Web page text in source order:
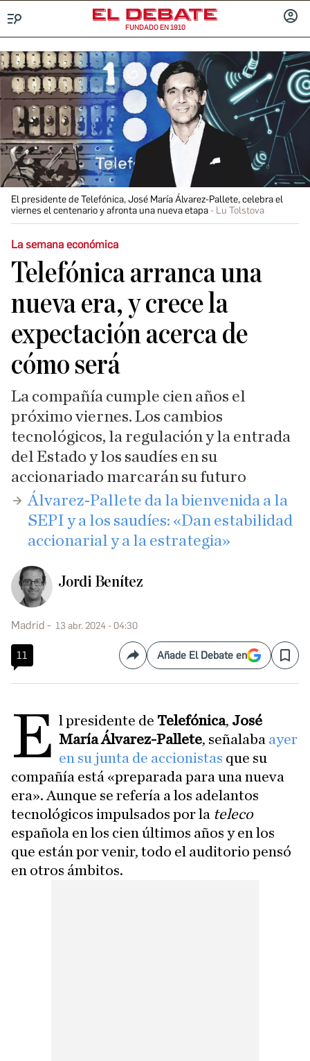
FUNDADO EN 1910
El presidente de Telefónica, José María Álvarez-Pallete, celebra el
viernes el centenario y afronta una nueva etapa
Lu Tolstova
La semana económica
Telefónica arranca una
nueva era, y crece la
expectación acerca de
cómo será
La compañía cumple cien años el
próximo viernes. Los cambios
tecnológicos, la regulación y la entrada
del Estado y los saudíes en su
accionariado marcarán su futuro
Álvarez-Pallete da la bienvenida a la
SEPI y a los saudíes: «Dan estabilidad
accionarial y a la estrategia»
Jordi Benítez
Madrid 13 abr. 2024 - 04:30
11 CompartirAñade El Debate en Save
E l presidente de Telefónica, José
María Álvarez-Pallete, señalaba ayer
en su junta de accionistas que su
compañía está «preparada para una nueva
era». Aunque se refería a los adelantos
tecnológicos impulsados por la teleco
española en los cien últimos años y en los
que están por venir, todo el auditorio pensó
en otros ámbitos.